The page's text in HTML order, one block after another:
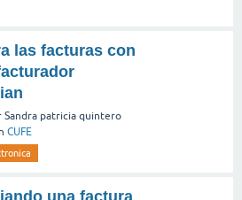
las facturas con
Sandra patricia quintero
CUFE